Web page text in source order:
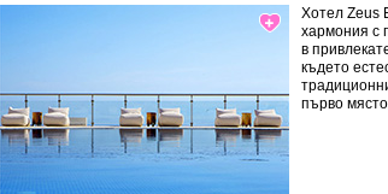
Хотел Zeus
хармония с
в
където
първо